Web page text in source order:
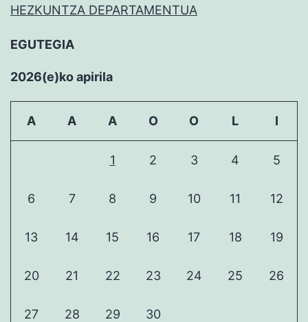
HEZKUNTZA DEPARTAMENTUA
EGUTEGIA
2026(e)ko apirila
A A A O O L I
1 2 3 4 5
6 7 8 9 10 11 12
13 14 15 16 17 18 19
20 21 22 23 24 25 26
27 28 29 30